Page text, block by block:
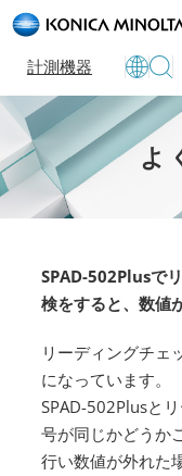
計測機器
よ
SPAD-502Plusで
検をすると、数値
リーディングチェ
になっています。
SPAD-502Plusと
号が同じかどうか
行い数値が外れた